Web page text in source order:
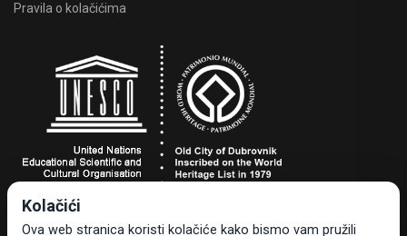
Pravila o kolačićima
Turistička zajednica grada Dubrovnika
Kolačići
Ova web stranica koristi kolačiće kako bismo vam pružili